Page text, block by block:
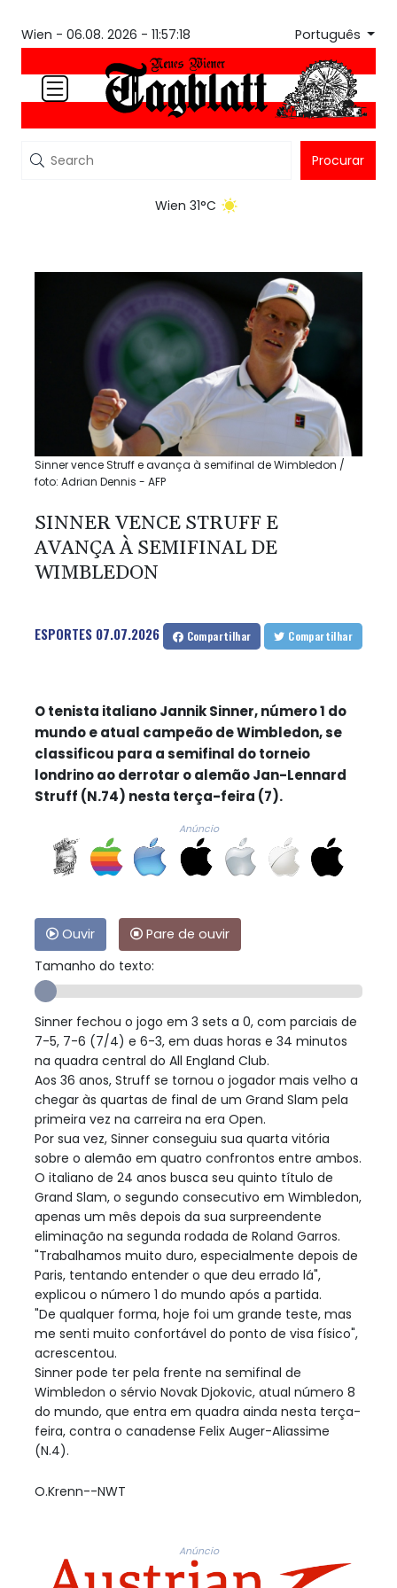
Wien - 06.08. 2026 - 11:57:18 Português
Procurar
Wien 31°C
Sinner vence Struff e avança à semifinal de Wimbledon /
foto: Adrian Dennis - AFP
SINNER VENCE STRUFF E
AVANÇA À SEMIFINAL DE
WIMBLEDON
ESPORTES 07.07.2026 Compartilhar Compartilhar
O tenista italiano Jannik Sinner, número 1 do
mundo e atual campeão de Wimbledon, se
classificou para a semifinal do torneio
londrino ao derrotar o alemão Jan-Lennard
Struff (N.74) nesta terça-feira (7).
Anúncio
Ouvir
Pare de ouvir
Tamanho do texto:
Sinner fechou o jogo em 3 sets a 0, com parciais de
7-5, 7-6 (7/4) e 6-3, em duas horas e 34 minutos
na quadra central do All England Club.
Aos 36 anos, Struff se tornou o jogador mais velho a
chegar às quartas de final de um Grand Slam pela
primeira vez na carreira na era Open.
Por sua vez, Sinner conseguiu sua quarta vitória
sobre o alemão em quatro confrontos entre ambos.
O italiano de 24 anos busca seu quinto título de
Grand Slam, o segundo consecutivo em Wimbledon,
apenas um mês depois da sua surpreendente
eliminação na segunda rodada de Roland Garros.
"Trabalhamos muito duro, especialmente depois de
Paris, tentando entender o que deu errado lá",
explicou o número 1 do mundo após a partida.
"De qualquer forma, hoje foi um grande teste, mas
me senti muito confortável do ponto de visa físico",
acrescentou.
Sinner pode ter pela frente na semifinal de
Wimbledon o sérvio Novak Djokovic, atual número 8
do mundo, que entra em quadra ainda nesta terça-
feira, contra o canadense Felix Auger-Aliassime
(N.4).
O.Krenn--NWT
Anúncio